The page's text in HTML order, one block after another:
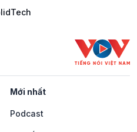
Mới nhất
Podcast